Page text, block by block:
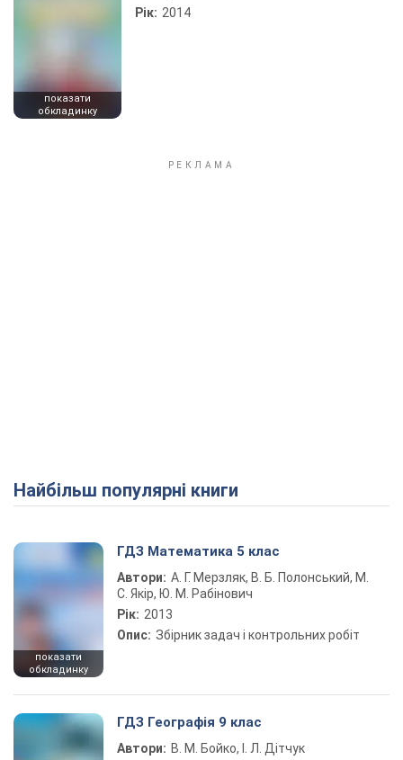
показати
обкладинку
Рік: 2014
Найбільш популярні книги
показати
обкладинку
ГДЗ Математика 5 клас
Автори: А. Г. Мерзляк, В. Б. Полонський, М.
С. Якір, Ю. М. Рабінович
Рік: 2013
Опис: Збірник задач і контрольних робіт
ГДЗ Географія 9 клас
Автори: В. М. Бойко, І. Л. Дітчук